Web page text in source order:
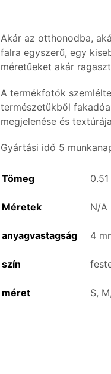
Akár az otthonodba,
falra egyszerű, egy
méretűeket akár
A termékfotók
természetükből
megjelenése és
Gyártási idő 5
Tömeg
Méretek N/A
anyagvastagság 4
szín
méret S,